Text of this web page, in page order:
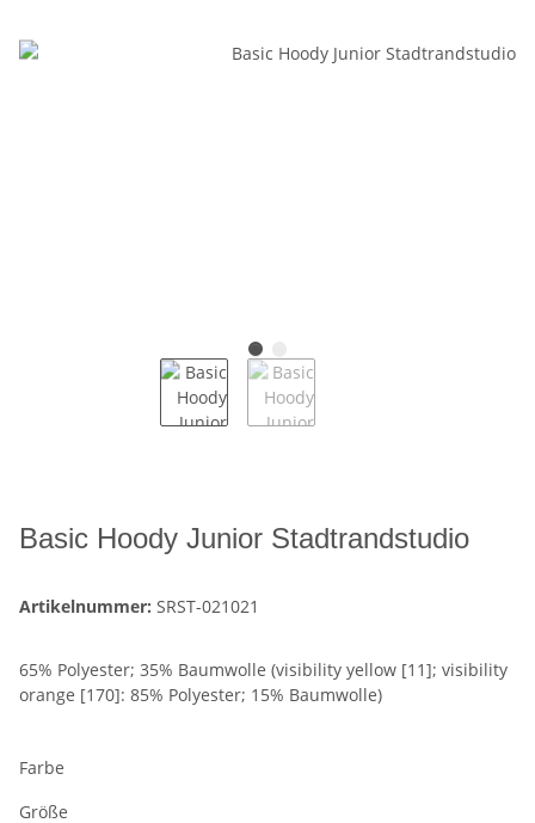
Basic Hoody Junior Stadtrandstudio
Artikelnummer: SRST-021021
65% Polyester; 35% Baumwolle (visibility yellow [11]; visibility
orange [170]: 85% Polyester; 15% Baumwolle)
Farbe
Größe